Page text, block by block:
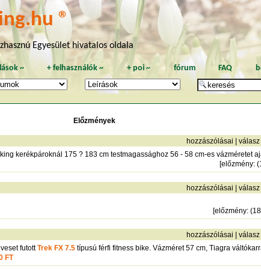
®
Egyesület hivatalos oldala
~ +felhasználók ~ + poi~ fórum FAQ
Előzmények
hozzászólásai válasz
kerékpároknál 175 ? 183 cm testmagassághoz 56 - 58 cm-es vázméretet
[előzmény:
hozzászólásai válasz
[előzmény:
hozzászólásai válasz
futottTrek FX 7.5 típusú férfi fitness bike. Vázméret 57 cm, Tiagra
FT